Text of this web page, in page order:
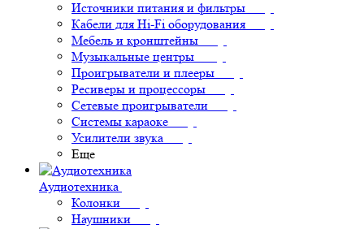
Источники питания и фильтры
Кабели для Hi-Fi оборудования
Мебель и кронштейны
Музыкальные центры
Проигрыватели и плееры
Ресиверы и процессоры
Сетевые проигрыватели
Системы караоке
Усилители звука
Еще
Аудиотехника
Колонки
Наушники